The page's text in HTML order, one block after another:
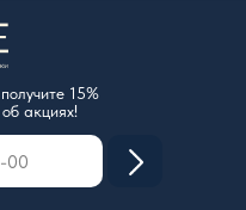
15%
акциях!